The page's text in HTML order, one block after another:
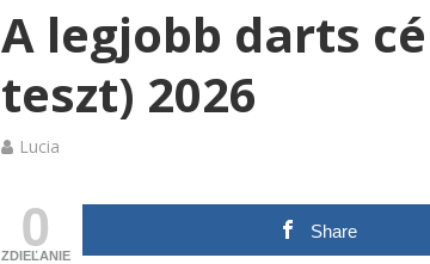
A legjobb darts
teszt) 2026
Lucia
0
ZDIEĽANIE
Share